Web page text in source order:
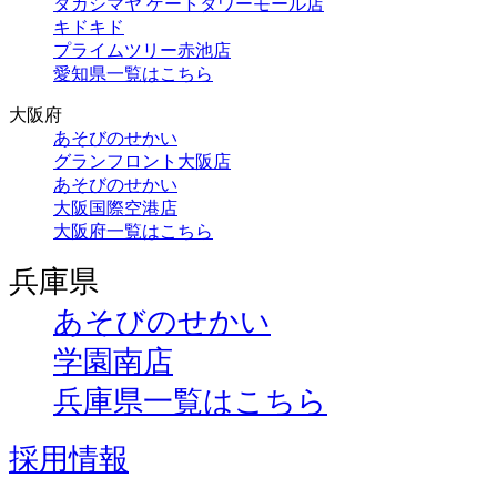
タカシマヤ ゲートタワーモール店
キドキド
プライムツリー赤池店
愛知県一覧はこちら
大阪府
あそびのせかい
グランフロント大阪店
あそびのせかい
大阪国際空港店
大阪府一覧はこちら
兵庫県
あそびのせかい
学園南店
兵庫県一覧はこちら
採用情報